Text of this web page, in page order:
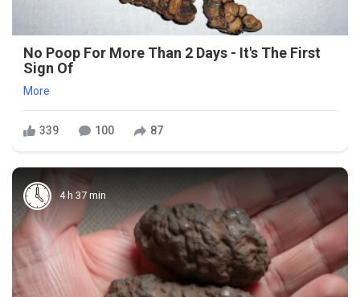
No Poop For More Than 2 Days - It's The First
Sign Of
More
339 100 87
4 h 37 min